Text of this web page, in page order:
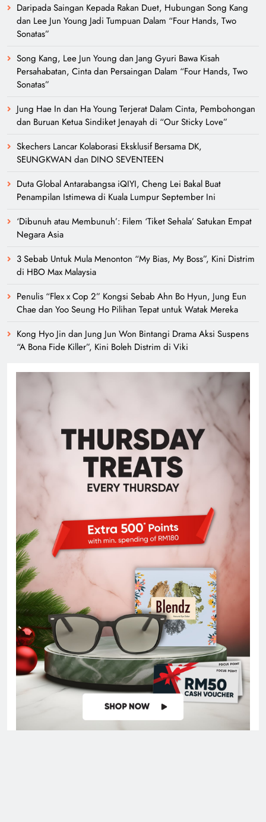
Daripada Saingan Kepada Rakan Duet, Hubungan Song Kang
dan Lee Jun Young Jadi Tumpuan Dalam “Four Hands, Two
Sonatas”
Song Kang, Lee Jun Young dan Jang Gyuri Bawa Kisah
Persahabatan, Cinta dan Persaingan Dalam “Four Hands, Two
Sonatas”
Jung Hae In dan Ha Young Terjerat Dalam Cinta, Pembohongan
dan Buruan Ketua Sindiket Jenayah di “Our Sticky Love”
Skechers Lancar Kolaborasi Eksklusif Bersama DK,
SEUNGKWAN dan DINO SEVENTEEN
Duta Global Antarabangsa iQIYI, Cheng Lei Bakal Buat
Penampilan Istimewa di Kuala Lumpur September Ini
‘Dibunuh atau Membunuh’: Filem ‘Tiket Sehala’ Satukan Empat
Negara Asia
3 Sebab Untuk Mula Menonton “My Bias, My Boss”, Kini Distrim
di HBO Max Malaysia
Penulis “Flex x Cop 2” Kongsi Sebab Ahn Bo Hyun, Jung Eun
Chae dan Yoo Seung Ho Pilihan Tepat untuk Watak Mereka
Kong Hyo Jin dan Jung Jun Won Bintangi Drama Aksi Suspens
“A Bona Fide Killer”, Kini Boleh Distrim di Viki